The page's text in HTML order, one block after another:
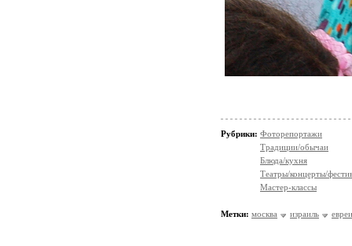
Рубрики: Фоторепортажи
Традиции/обычаи
Блюда/кухня
Театры/концерты/
Мастер-классы
Метки: москва израиль евреи